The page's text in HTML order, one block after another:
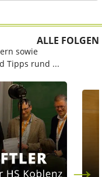
ALLE FOLGEN
sowie
Tipps rund ...